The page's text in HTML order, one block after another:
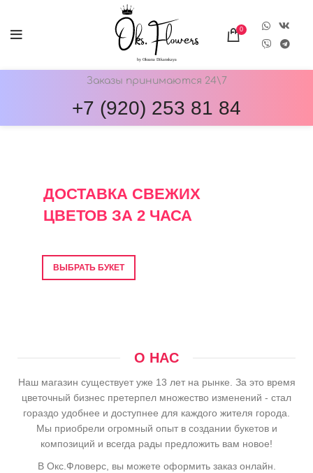
0
Заказы принимаются 24\7
+7 (920) 253 81 84
ДОСТАВКА СВЕЖИХ
ЦВЕТОВ ЗА 2 ЧАСА
ВЫБРАТЬ БУКЕТ
О НАС
Наш магазин существует уже 13 лет на рынке. За это время
цветочный бизнес претерпел множество изменений - стал
гораздо удобнее и доступнее для каждого жителя города.
Мы приобрели огромный опыт в создании букетов и
композиций и всегда рады предложить вам новое!
В Окс.Фловерс, вы можете оформить заказ онлайн.